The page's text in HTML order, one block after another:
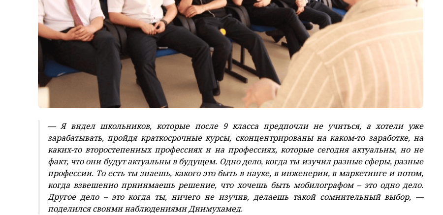
— Я видел школьников, которые после 9 класса предпочли не учиться, а хотели уже
зарабатывать, пройдя краткосрочные курсы, сконцентрированы на каком-то заработке, на
каких-то второстепенных профессиях и на профессиях, которые сегодня актуальны, но не
факт, что они будут актуальны в будущем. Одно дело, когда ты изучил разные сферы, разные
профессии. То есть ты знаешь, какого это быть в науке, в инженерии, в маркетинге и потом,
когда взвешенно принимаешь решение, что хочешь быть мобилографом – это одно дело.
Другое дело – это когда ты, ничего не изучив, делаешь такой сомнительный выбор, —
поделился своими наблюдениями Динмухамед.